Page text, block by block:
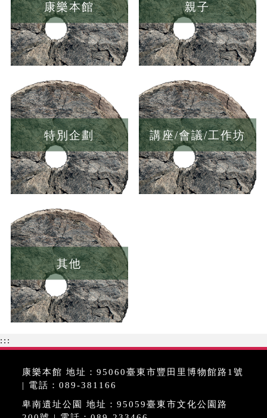
康樂本館 親子
特別企劃 講座/會議/工作坊
其他
:::
康樂本館 地址：95060臺東市豐田里博物館路1號
| 電話：089-381166
卑南遺址公園 地址：95059臺東市文化公園路